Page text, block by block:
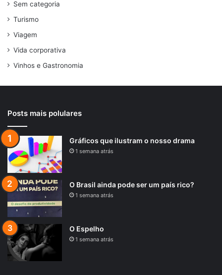
Sem categoria
Turismo
Viagem
Vida corporativa
Vinhos e Gastronomia
Posts mais polulares
Gráficos que ilustram o nosso drama
1 semana atrás
O Brasil ainda pode ser um país rico?
1 semana atrás
O Espelho
1 semana atrás